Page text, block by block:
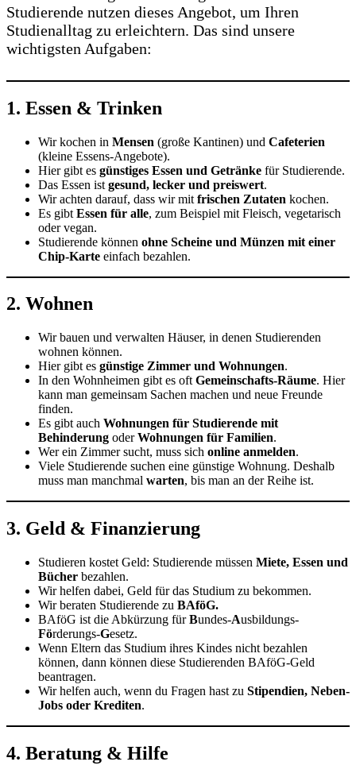
Studierende nutzen dieses Angebot, um Ihren
Studienalltag zu erleichtern. Das sind unsere
wichtigsten Aufgaben:
1. Essen & Trinken
Wir kochen in Mensen (große Kantinen) und Cafeterien
(kleine Essens-Angebote).
Hier gibt es günstiges Essen und Getränke für Studierende.
Das Essen ist gesund, lecker und preiswert.
Wir achten darauf, dass wir mit frischen Zutaten kochen.
Es gibt Essen für alle, zum Beispiel mit Fleisch, vegetarisch
oder vegan.
Studierende können ohne Scheine und Münzen mit einer
Chip-Karte einfach bezahlen.
2. Wohnen
Wir bauen und verwalten Häuser, in denen Studierenden
wohnen können.
Hier gibt es günstige Zimmer und Wohnungen.
In den Wohnheimen gibt es oft Gemeinschafts-Räume. Hier
kann man gemeinsam Sachen machen und neue Freunde
finden.
Es gibt auch Wohnungen für Studierende mit
Behinderung oderWohnungen für Familien.
Wer ein Zimmer sucht, muss sich online anmelden.
Viele Studierende suchen eine günstige Wohnung. Deshalb
muss man manchmal warten, bis man an der Reihe ist.
3. Geld & Finanzierung
Studieren kostet Geld: Studierende müssen Miete, Essen und
Bücher bezahlen.
Wir helfen dabei, Geld für das Studium zu bekommen.
Wir beraten Studierende zu BAföG.
BAföG ist die Abkürzung fürBundes-Ausbildungs-
Förderungs-Gesetz.
Wenn Eltern das Studium ihres Kindes nicht bezahlen
können, dann können diese Studierenden BAföG-Geld
beantragen.
Wir helfen auch, wenn du Fragen hast zu Stipendien, Neben-
Jobs oder Krediten.
4. Beratung & Hilfe